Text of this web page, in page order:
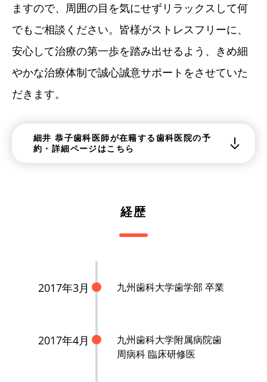
ますので、周囲の目を気にせずリラックスして何
でもご相談ください。皆様がストレスフリーに、
安心して治療の第一歩を踏み出せるよう、きめ細
やかな治療体制で誠心誠意サポートをさせていた
だきます。
細井 恭子歯科医師が在籍する歯科医院の予
約・詳細ページはこちら
経歴
2017年3月 九州歯科大学歯学部 卒業
2017年4月
九州歯科大学附属病院歯
周病科 臨床研修医